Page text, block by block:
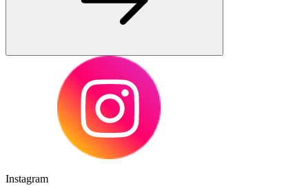
Instagram